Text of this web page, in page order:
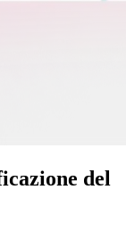
del